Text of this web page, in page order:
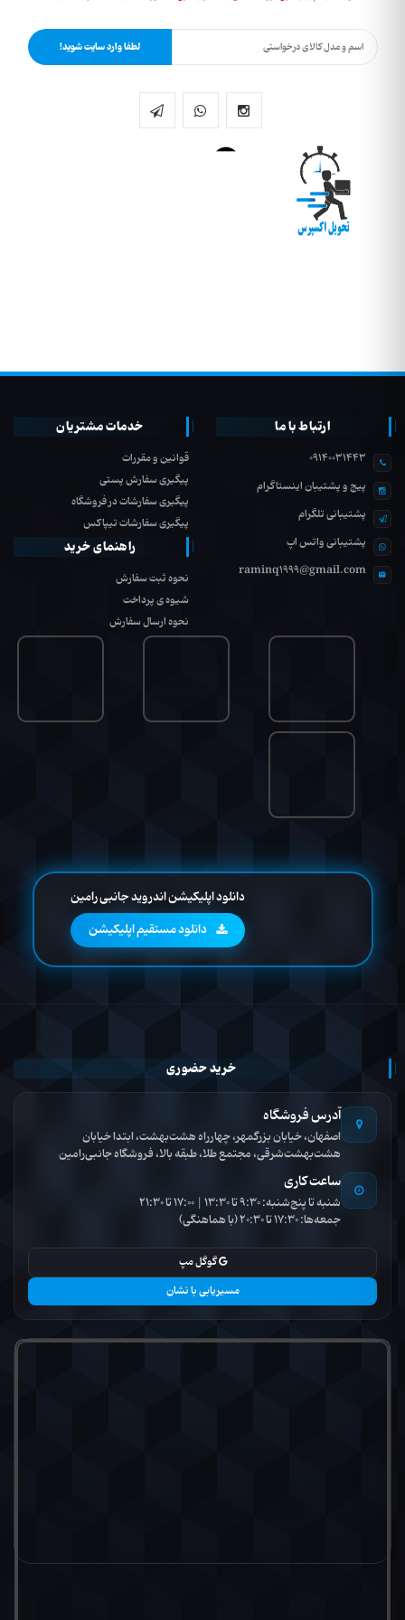
لطفا وارد سایت شوید!
ارتباط با ما
09140031443
پیج و پشتیبان اینستاگرام
پشتیبانی تلگرام
پشتیبانی واتس اپ
raminq1999@gmail.com
خدمات مشتریان
قوانین و مقررات
پیگیری سفارش پستی
پیگیری سفارشات در فروشگاه
پیگیری سفارشات تیپاکس
راهنمای خرید
نحوه ثبت سفارش
شیوه ی پرداخت
نحوه ارسال سفارش
دانلود اپلیکیشن اندروید جانبی رامین
دانلود مستقیم اپلیکیشن
خرید حضوری
آدرس فروشگاه
اصفهان، خیابان بزرگمهر، چهارراه هشت‌بهشت، ابتدا خیابان
هشت‌بهشت‌شرقی، مجتمع طلا، طبقه بالا، فروشگاه جانبی‌رامین
ساعت کاری
شنبه تا پنج‌شنبه: 9:30 تا 13:30 | 17:00 تا 21:30
جمعه‌ها: 17:30 تا 20:30 (با هماهنگی)
گوگل مپ
مسیریابی با نشان